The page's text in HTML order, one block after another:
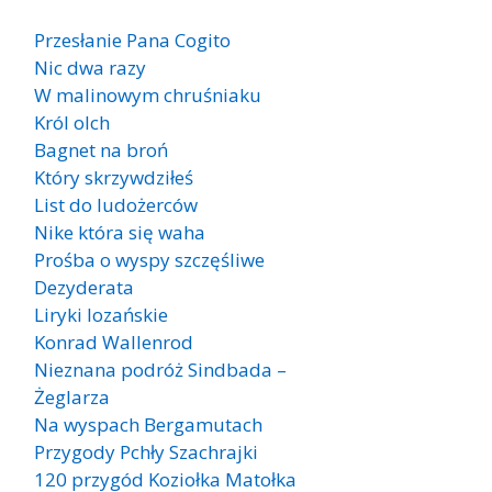
Przesłanie Pana Cogito
Nic dwa razy
W malinowym chruśniaku
Król olch
Bagnet na broń
Który skrzywdziłeś
List do ludożerców
Nike która się waha
Prośba o wyspy szczęśliwe
Dezyderata
Liryki lozańskie
Konrad Wallenrod
Nieznana podróż Sindbada –
Żeglarza
Na wyspach Bergamutach
Przygody Pchły Szachrajki
120 przygód Koziołka Matołka